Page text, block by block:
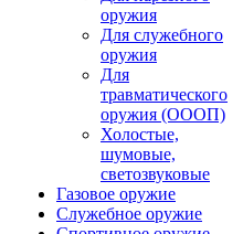
оружия
Для служебного
оружия
Для
травматического
оружия (ОООП)
Холостые,
шумовые,
светозвуковые
Газовое оружие
Служебное оружие